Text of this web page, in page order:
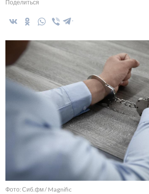
Поделиться
Фото: Сиб.фм / Magnific